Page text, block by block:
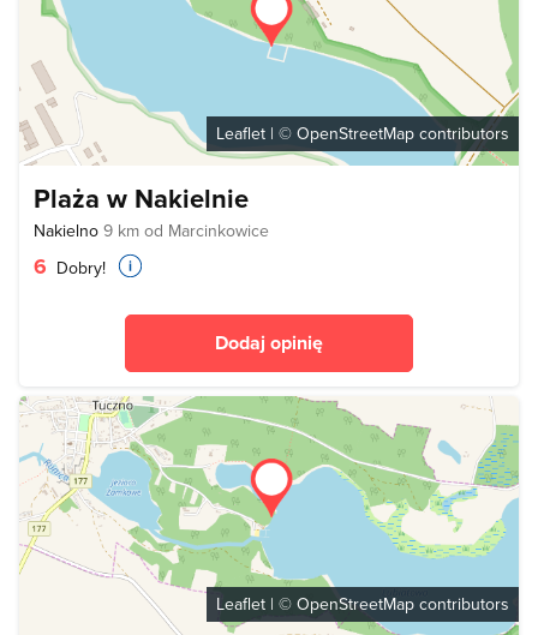
Leaflet | © OpenStreetMap contributors
Plaża w Nakielnie
Nakielno 9 km od Marcinkowice
6 Dobry!
Dodaj opinię
Leaflet | © OpenStreetMap contributors